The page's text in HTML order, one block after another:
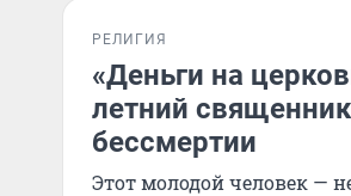
РЕЛИГИЯ
«Деньги на
летний
бессмертии
Этот молодой человек —